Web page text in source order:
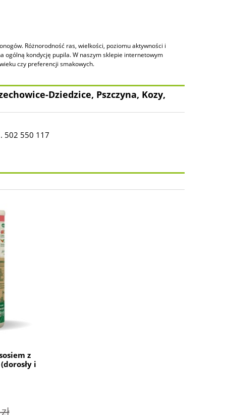
Różnorodność ras, wielkości, poziomu aktywności i
ogólną kondycję pupila. W naszym sklepie internetowym
czy preferencji smakowych.
Dziedzice, Pszczyna, Kozy,
502 550 117
z
i